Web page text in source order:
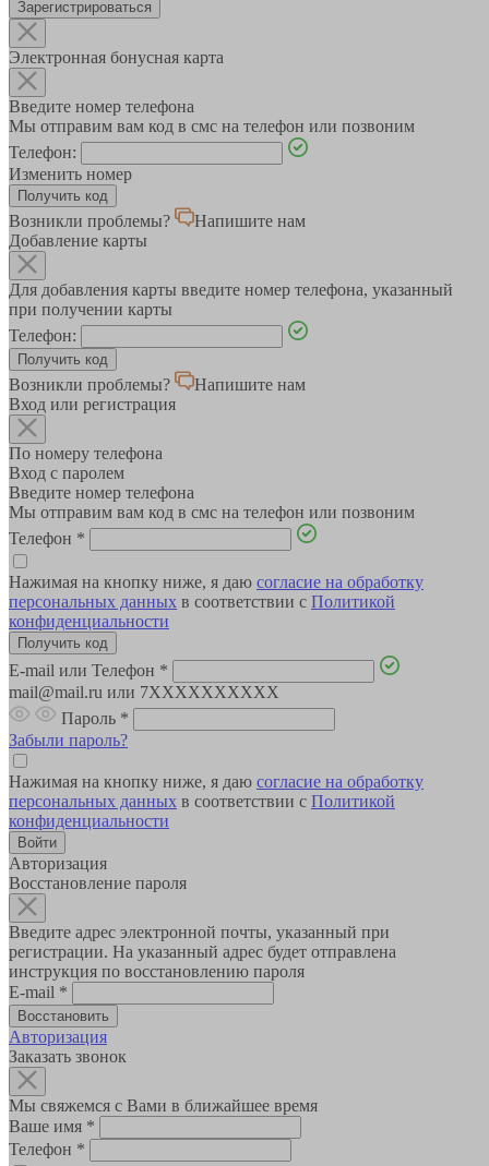
Зарегистрироваться
Электронная бонусная карта
Введите номер телефона
Мы отправим вам код в смс на телефон или позвоним
Телефон:
Изменить номер
Возникли проблемы?
Напишите нам
Добавление карты
Для добавления карты введите номер телефона, указанный
при получении карты
Телефон:
Возникли проблемы?
Напишите нам
Вход или регистрация
По номеру телефона
Вход с паролем
Введите номер телефона
Мы отправим вам код в смс на телефон или позвоним
Телефон *
Нажимая на кнопку ниже, я даю согласие на обработку
персональных данных в соответствии с Политикой
конфиденциальности
E-mail или Телефон *
mail@mail.ru или 7XXXXXXXXXX
Пароль *
Забыли пароль?
Нажимая на кнопку ниже, я даю согласие на обработку
персональных данных в соответствии с Политикой
конфиденциальности
Авторизация
Восстановление пароля
Введите адрес электронной почты, указанный при
регистрации. На указанный адрес будет отправлена
инструкция по восстановлению пароля
E-mail *
Авторизация
Заказать звонок
Мы свяжемся с Вами в ближайшее время
Ваше имя *
Телефон *